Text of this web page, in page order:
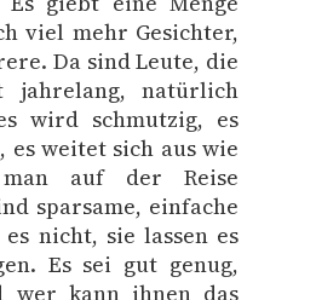
viel mehr Gesichter,
Da sind Leute, die
jahrelang, natürlich
wird schmutzig, es
weitet sich aus wie
auf der Reise
sparsame, einfache
nicht, sie lassen es
Es sei gut genug,
wer kann ihnen das